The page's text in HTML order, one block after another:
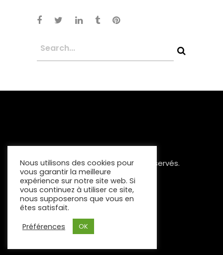
Copyright 2023 Tous Droits Réservés.
Mentions Légales
Nous utilisons des cookies pour
vous garantir la meilleure
expérience sur notre site web. Si
vous continuez à utiliser ce site,
nous supposerons que vous en
êtes satisfait.
Préférences
OK